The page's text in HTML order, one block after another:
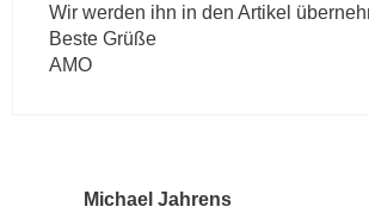
Wir werden ihn in den Artikel
Beste Grüße
AMO
Michael Jahrens